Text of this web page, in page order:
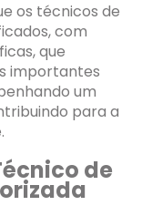
os técnicos de
com
que
importantes
um
para a
de